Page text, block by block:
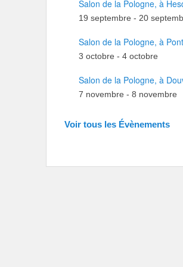
Salon de la Pologne, à
19 septembre - 20
Salon de la Pologne, à
3 octobre - 4 octobre
Salon de la Pologne, à
7 novembre - 8 novembre
Voir tous les Évènements